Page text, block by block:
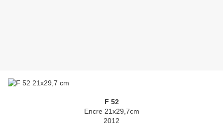
F 52
Encre 21x29,7cm
2012